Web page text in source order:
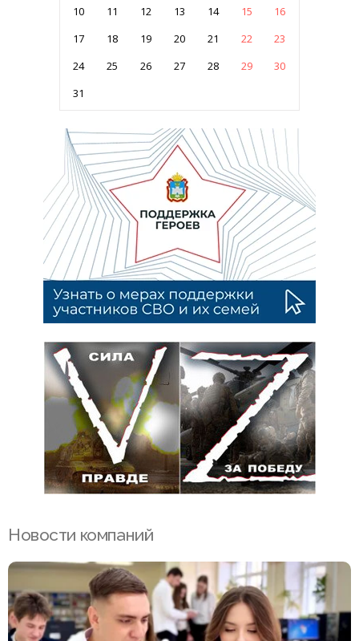
10
11 12 13 14 15
16
17
18 19 20 21 22
23
24
25 26 27 28 29
30
31
Новости компаний